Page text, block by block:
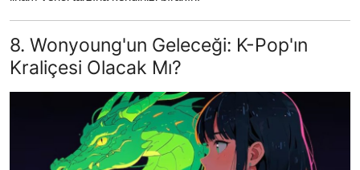
8. Wonyoung'un Geleceği: K-Pop'ın
Kraliçesi Olacak Mı?